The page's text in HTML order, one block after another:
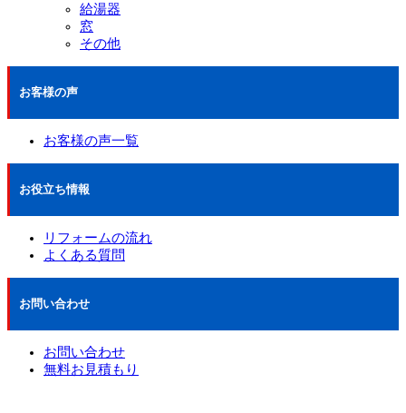
給湯器
窓
その他
お客様の声
お客様の声一覧
お役立ち情報
リフォームの流れ
よくある質問
お問い合わせ
お問い合わせ
無料お見積もり